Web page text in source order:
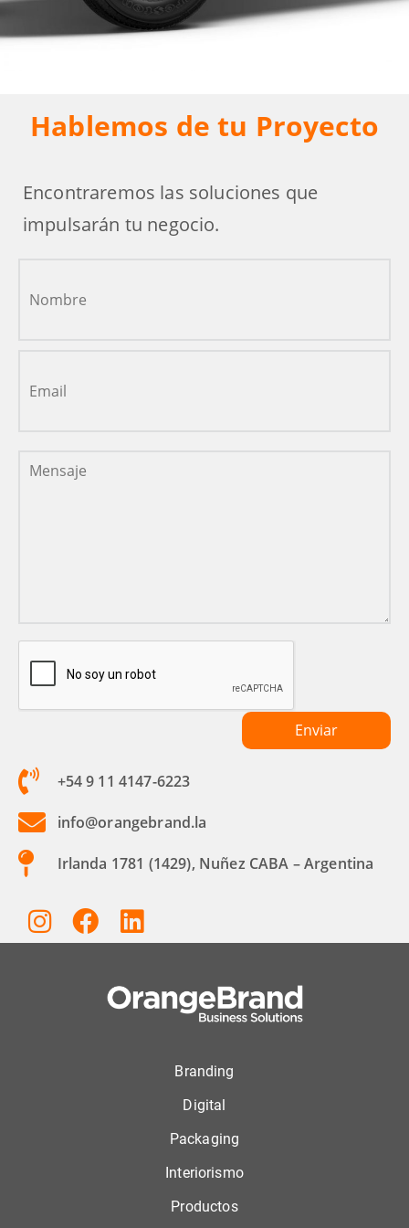
Hablemos de tu Proyecto
Encontraremos las soluciones que
impulsarán tu negocio.
+54 9 11 4147-6223
info@orangebrand.la
Irlanda 1781 (1429), Nuñez CABA – Argentina
Branding
Digital
Packaging
Interiorismo
Productos